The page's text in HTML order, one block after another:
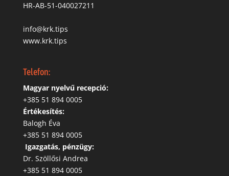
HR-AB-51-040027211
info@krk.tips
www.krk.tips
Telefon:
Magyar nyelvű recepció:
‭+385 51 894 0005
Értékesítés:
Balogh Éva
+385 51 894 0005
Igazgatás, pénzügy:
Dr. Szöllősi Andrea
+385 51 894 0005